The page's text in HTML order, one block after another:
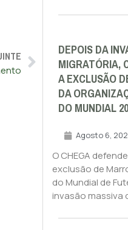
DEPOIS DA
MIGRATÓRIA,
A EXCLUSÃO
DA
DO MUNDIAL
Agosto 6,
O CHEGA
exclusão de
do Mundial de
invasão massiva